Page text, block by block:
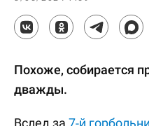
Похоже, собирается
дважды.
Вслед за 7-й